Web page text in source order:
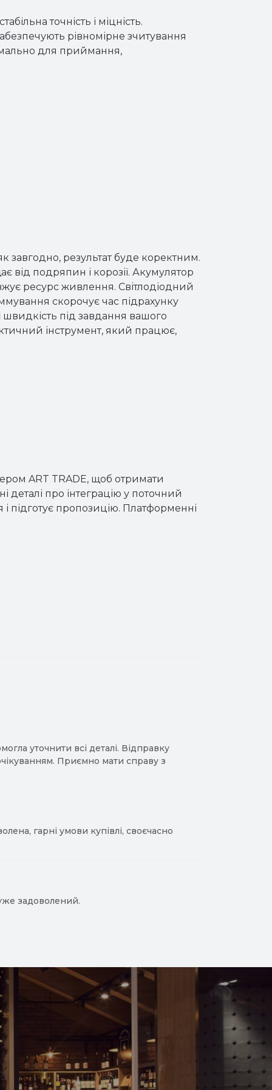
точність і міцність.
рівномірне зчитування
для приймання,
завгодно, результат буде коректним.
від подряпин і корозії. Акумулятор
ресурс живлення. Світлодіодний
скорочує час підрахунку
швидкість під завдання вашого
інструмент, який працює,
ART TRADE, щоб отримати
деталі про інтеграцію у поточний
підготує пропозицію. Платформенні
уточнити всі деталі. Відправку
Приємно мати справу з
гарні умови купівлі, своєчасно
задоволений.